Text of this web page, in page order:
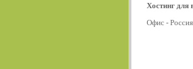
Хостинг для
Офис -